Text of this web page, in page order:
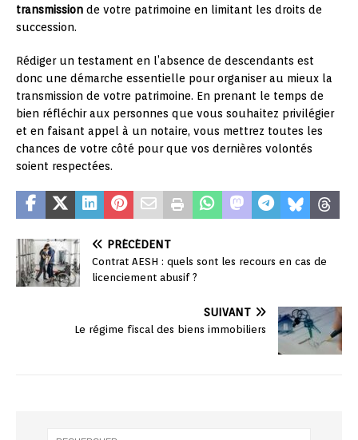
transmission de votre patrimoine en limitant les droits de
succession.
Rédiger un testament en l’absence de descendants est
donc une démarche essentielle pour organiser au mieux la
transmission de votre patrimoine. En prenant le temps de
bien réfléchir aux personnes que vous souhaitez privilégier
et en faisant appel à un notaire, vous mettrez toutes les
chances de votre côté pour que vos dernières volontés
soient respectées.
PRÉCÉDENT
Contrat AESH : quels sont les recours en cas de
licenciement abusif ?
SUIVANT
Le régime fiscal des biens immobiliers